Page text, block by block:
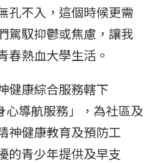
不入，這個時候更需
駕馭抑鬱或焦慮，讓我
春熱血大學生活。
健康綜合服務轄下
心導航服務」，為社區及
神健康教育及預防工
的青少年提供及早支